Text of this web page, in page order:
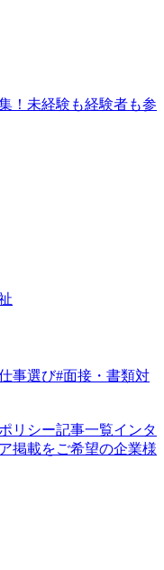
！未経験も経験者も参
事選び#面接・書類対
リシー記事一覧インタ
掲載をご希望の企業様